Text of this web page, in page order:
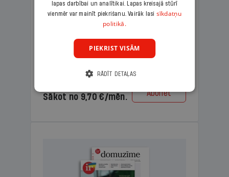
KOMPLEKTS IR + LASIS
Ģimenes komplekts – aizraujošs
lasāmžurnāls bērniem un analītiska
lasāmviela vecākiem.
Sākot no 9,70 €/mēn. Abonēt
lapas darbībai un analītikai. Lapas kreisajā stūrī
vienmēr var mainīt piekrišanu. Vairāk lasi sīkdatņu
politikā.
PIEKRIST VISĀM
RĀDĪT DETAĻAS